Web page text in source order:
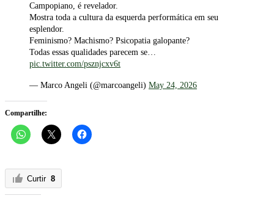
Campopiano, é revelador.
Mostra toda a cultura da esquerda performática em seu
esplendor.
Feminismo? Machismo? Psicopatia galopante?
Todas essas qualidades parecem se…
pic.twitter.com/psznjcxv6t
— Marco Angeli (@marcoangeli) May 24, 2026
Compartilhe:
Curtir 8